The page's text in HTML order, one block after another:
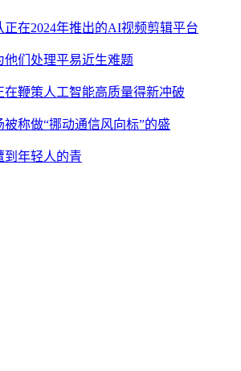
正在2024年推出的AI视频剪辑平台
他们处理平易近生难题
在鞭策人工智能高质量得新冲破
被称做“挪动通信风向标”的盛
到年轻人的青